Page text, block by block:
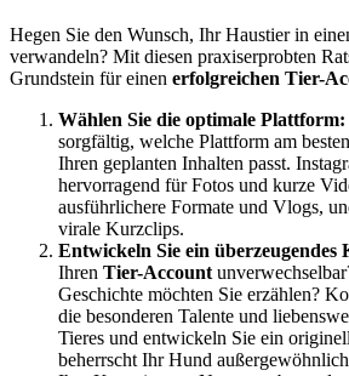
Hegen Sie den Wunsch, Ihr Haustier in
verwandeln? Mit diesen praxiserprobten
Grundstein für einen erfolgreichen Tier-
Wählen Sie die optimale Plattform:
sorgfältig, welche Plattform am
Ihren geplanten Inhalten passt.
hervorragend für Fotos und kurze
ausführlichere Formate und Vlogs,
virale Kurzclips.
Entwickeln Sie ein überzeugendes
Ihren Tier-Account
Geschichte möchten Sie erzählen?
die besonderen Talente und
Tieres und entwickeln Sie ein
beherrscht Ihr Hund